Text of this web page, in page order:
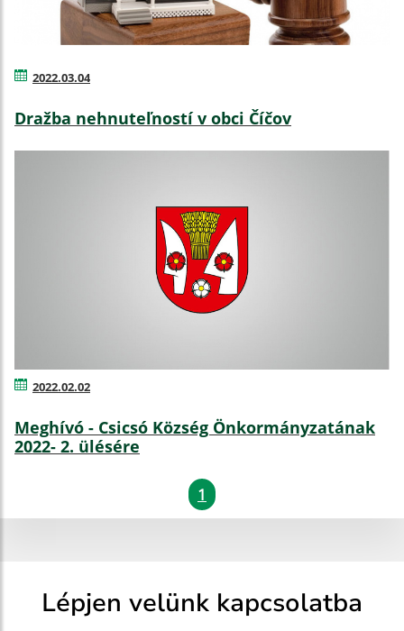
2022.03.04
Dražba nehnuteľností v obci Číčov
2022.02.02
Meghívó - Csicsó Község Önkormányzatának
2022- 2. ülésére
1
Lépjen velünk kapcsolatba